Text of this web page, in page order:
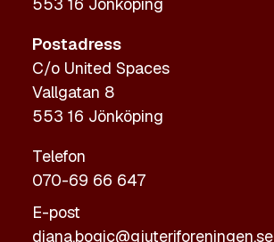
Postadress
C/o United Spaces
Vallgatan 8
553 16 Jönköping
Telefon
070-69 66 647
E-post
diana.bogic@gjuteriforeningen.se